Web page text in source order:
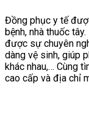
Đồng phục y tế
bệnh, nhà thuốc
được sự chuyên
dàng vệ sinh, giúp
khác nhau,… Cùng
cao cấp và địa chỉ